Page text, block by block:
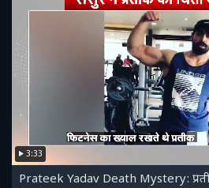
3:33
Prateek Yadav Death Mystery: